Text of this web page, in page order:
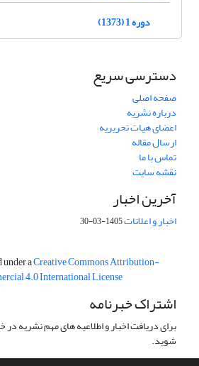
دوره 1 (1373)
دسترسی سریع
صفحه اصلی
درباره نشریه
اعضای هیات تحریریه
ارسال مقاله
تماس با ما
نقشه سایت
آخرین اخبار
اخبار و اعلانات1405-03-30
aCreative Commons Attribution-
4.0 International License
اشتراک خبرنامه
برای دریافت اخبار و اطلاعیه های مهم نشریه
شوید.